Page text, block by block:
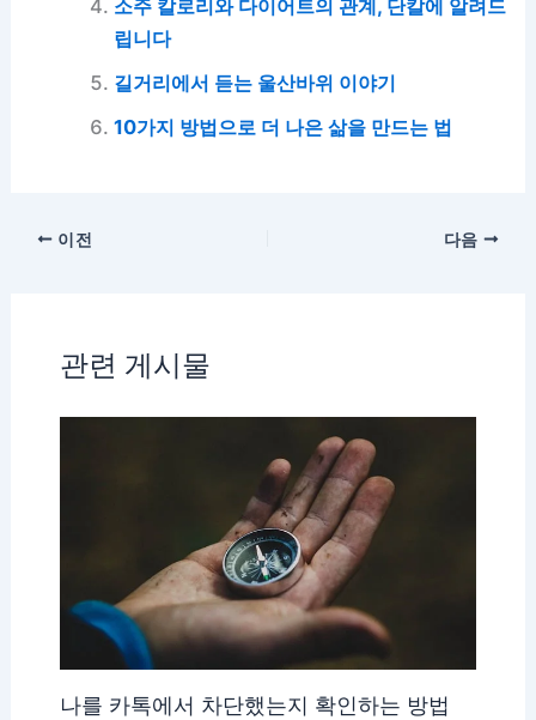
소주 칼로리와 다이어트의 관계, 단칼에 알려드
립니다
길거리에서 듣는 울산바위 이야기
10가지 방법으로 더 나은 삶을 만드는 법
이전 다음
관련 게시물
나를 카톡에서 차단했는지 확인하는 방법